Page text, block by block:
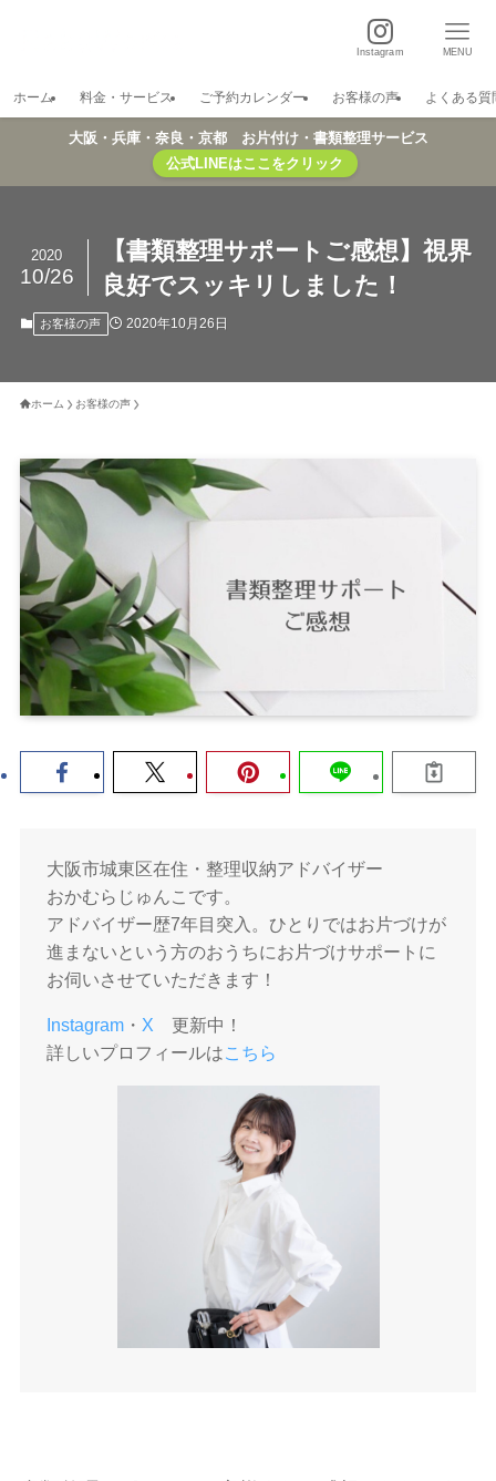
Instagram MENU
ホーム 料金・サービス ご予約カレンダー お客様の声 よくある質
大阪・兵庫・奈良・京都 お片付け・書類整理サービス
公式LINEはここをクリック
【書類整理サポートご感想】視界
良好でスッキリしました！
2020
10/26
お客様の声 2020年10月26日
ホーム お客様の声
大阪市城東区在住・整理収納アドバイザー
おかむらじゅんこです。
アドバイザー歴7年目突入。ひとりではお片づけが
進まないという方のおうちにお片づけサポートに
お伺いさせていただきます！
Instagram ・ X 更新中！
詳しいプロフィールはこちら